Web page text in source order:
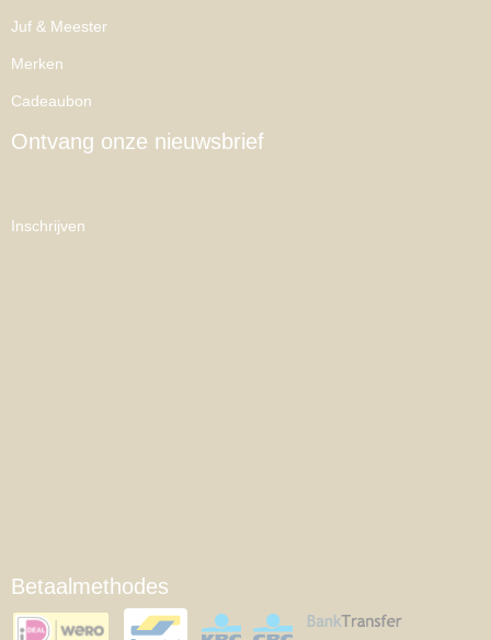
Juf & Meester
Merken
Cadeaubon
Ontvang onze nieuwsbrief
Inschrijven
Betaalmethodes